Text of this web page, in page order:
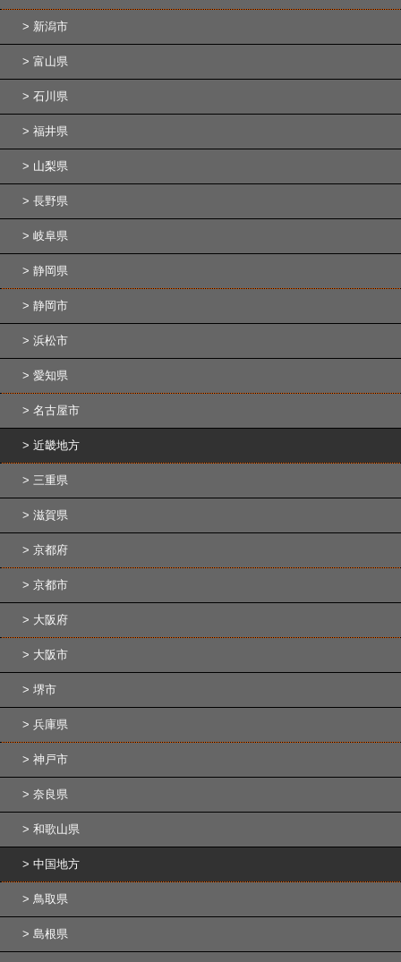
新潟市
富山県
石川県
福井県
山梨県
長野県
岐阜県
静岡県
静岡市
浜松市
愛知県
名古屋市
近畿地方
三重県
滋賀県
京都府
京都市
大阪府
大阪市
堺市
兵庫県
神戸市
奈良県
和歌山県
中国地方
鳥取県
島根県